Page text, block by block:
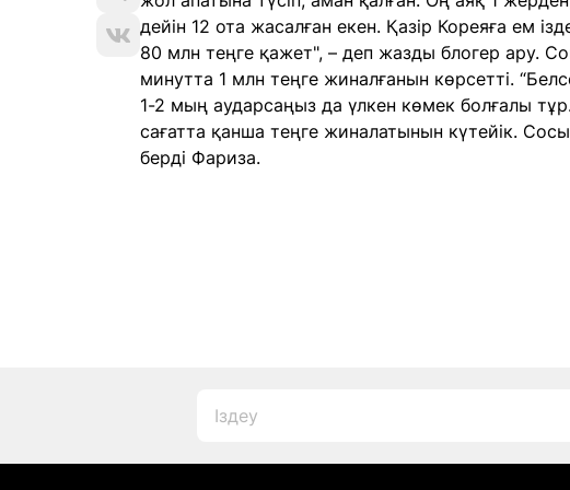
дейін 12 ота жасалған екен. Қазір Кореяға ем
80 млн теңге қажет", – деп жазды блогер ару.
минутта 1 млн теңге жиналғанын көрсетті.
1-2 мың аударсаңыз да үлкен көмек болғалы
сағатта қанша теңге жиналатынын күтейік.
берді Фариза.